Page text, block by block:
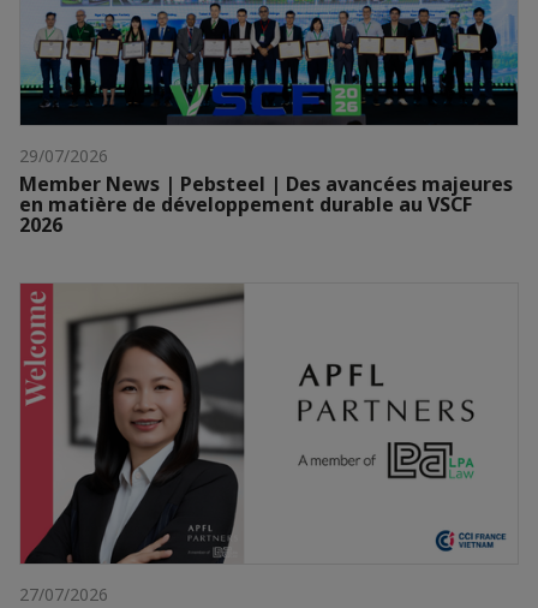
29/07/2026
Member News | Pebsteel | Des avancées majeures
en matière de développement durable au VSCF
2026
27/07/2026